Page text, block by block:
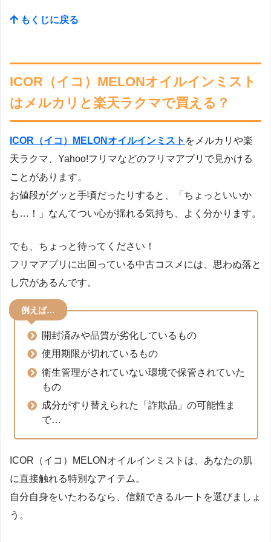
もくじに戻る
ICOR（イコ）MELONオイルインミスト
はメルカリと楽天ラクマで買える？
ICOR（イコ）MELONオイルインミスト をメルカリや楽
天ラクマ、Yahoo!フリマなどのフリマアプリで見かける
ことがあります。
お値段がグッと手頃だったりすると、「ちょっといいか
も…！」なんてつい心が揺れる気持ち、よく分かります。
でも、ちょっと待ってください！
フリマアプリに出回っている中古コスメには、思わぬ落と
し穴があるんです。
例えば…
開封済みや品質が劣化しているもの
使用期限が切れているもの
衛生管理がされていない環境で保管されていた
もの
成分がすり替えられた「詐欺品」の可能性ま
で…
ICOR（イコ）MELONオイルインミストは、あなたの肌
に直接触れる特別なアイテム。
自分自身をいたわるなら、信頼できるルートを選びましょ
う。